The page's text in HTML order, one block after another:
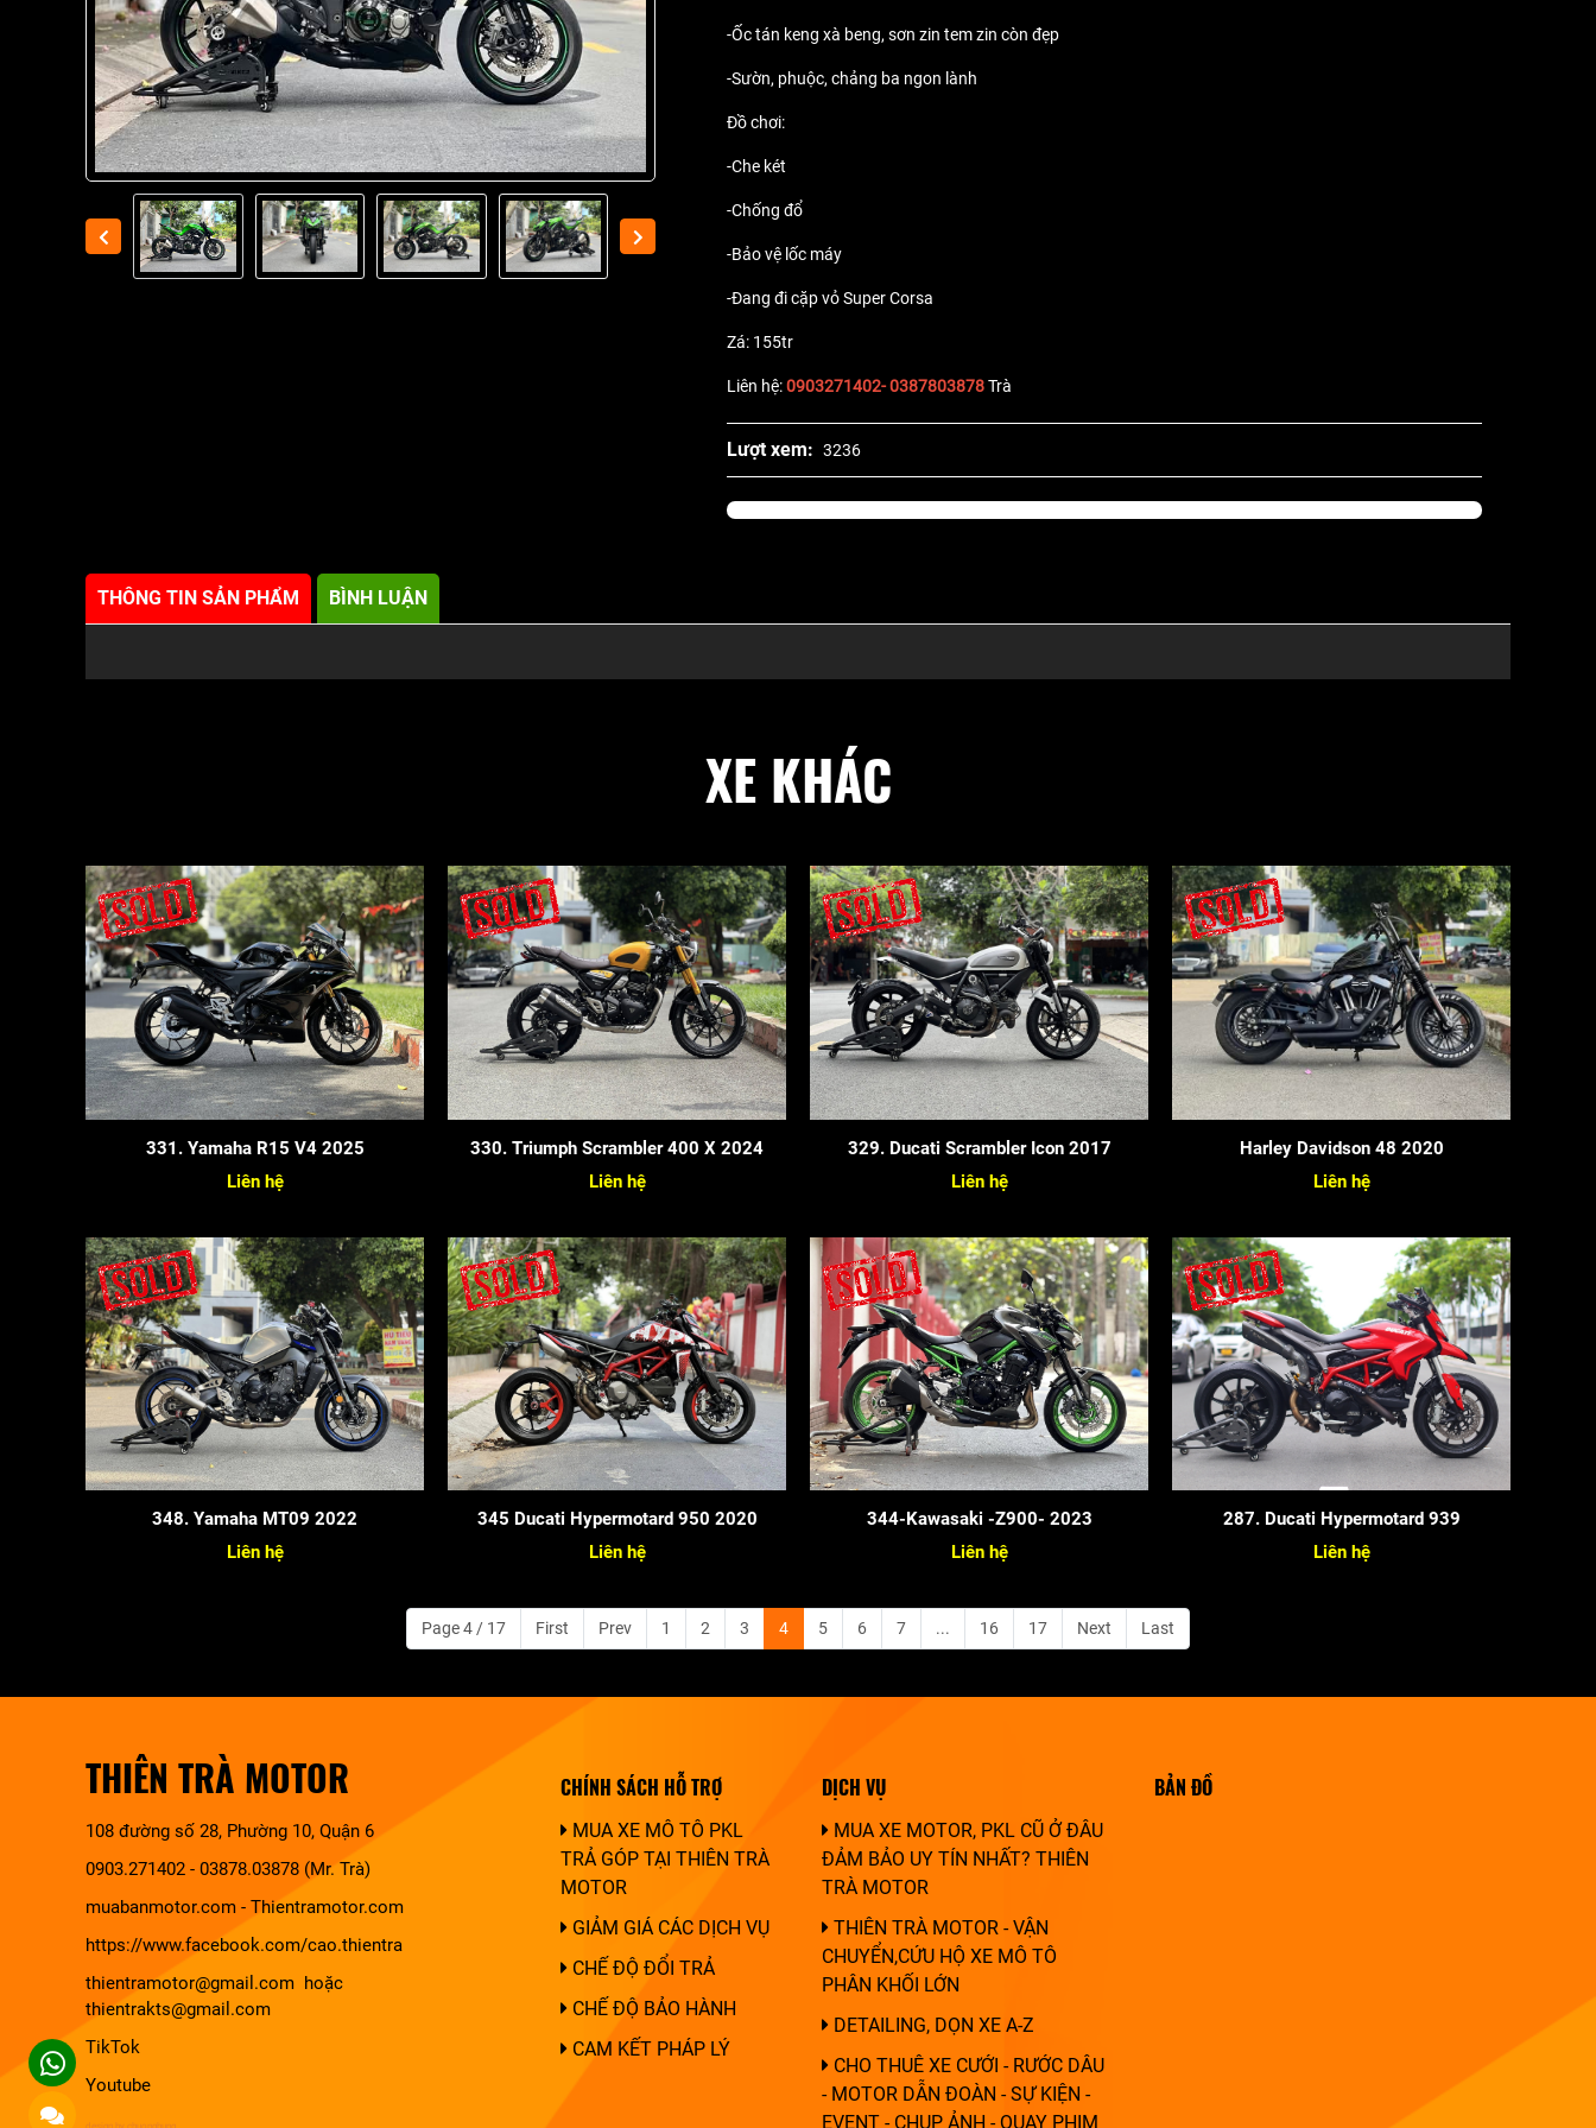
-Ốc tán keng xà beng, sơn zin tem zin còn đẹp
-Sườn, phuộc, chảng ba ngon lành
Đồ chơi:
-Che két
-Chống đổ
-Bảo vệ lốc máy
-Đang đi cặp vỏ Super Corsa
Zá: 155tr
Liên hệ:0903271402- 0387803878Trà
Lượt xem: 3236
THÔNG TIN SẢN PHẨM BÌNH LUẬN
XE KHÁC
331. Yamaha R15 V4 2025
Liên hệ
330. Triumph Scrambler 400 X 2024
Liên hệ
329. Ducati Scrambler Icon 2017
Liên hệ
Harley Davidson 48 2020
Liên hệ
348. Yamaha MT09 2022
Liên hệ
345 Ducati Hypermotard 950 2020
Liên hệ
344-Kawasaki -Z900- 2023
Liên hệ
287. Ducati Hypermotard 939
Liên hệ
Page 4 / 17 First Prev 1 2 3 4 5 6 7 ... 16 17 Next Last
THIÊN TRÀ MOTOR
108 đường số 28, Phường 10, Quận 6
0903.271402 - 03878.03878 (Mr. Trà)
muabanmotor.com - Thientramotor.com
https://www.facebook.com/cao.thientra
thientramotor@gmail.com hoặc
thientrakts@gmail.com
TikTok
Youtube
CHÍNH SÁCH HỖ TRỢ
MUA XE MÔ TÔ PKL
TRẢ GÓP TẠI THIÊN TRÀ
MOTOR
GIẢM GIÁ CÁC DỊCH VỤ
CHẾ ĐỘ ĐỔI TRẢ
CHẾ ĐỘ BẢO HÀNH
CAM KẾT PHÁP LÝ
DỊCH VỤ
MUA XE MOTOR, PKL CŨ Ở ĐÂU
ĐẢM BẢO UY TÍN NHẤT? THIÊN
TRÀ MOTOR
THIÊN TRÀ MOTOR - VẬN
CHUYỂN,CỨU HỘ XE MÔ TÔ
PHÂN KHỐI LỚN
DETAILING, DỌN XE A-Z
CHO THUÊ XE CƯỚI - RƯỚC DÂU
- MOTOR DẪN ĐOÀN - SỰ KIỆN -
EVENT - CHỤP ẢNH - QUAY PHIM
BẢN ĐỒ